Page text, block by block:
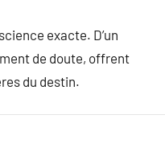
exacte. D’un
de doute, offrent
du destin.